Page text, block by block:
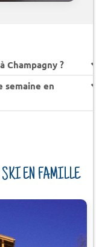
Champagny ?
semaine en
EN FAMILLE